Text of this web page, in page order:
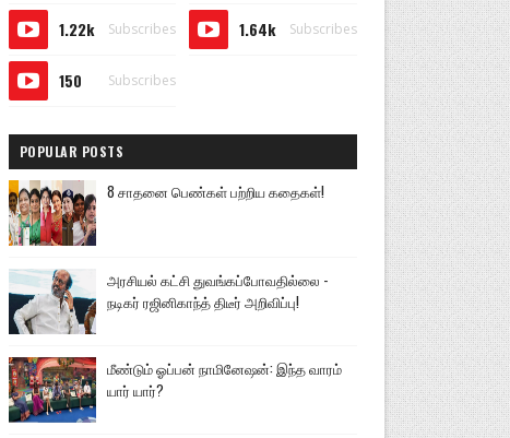
1.22k Subscribes 1.64k Subscribes
150 Subscribes
POPULAR POSTS
8 சாதனை பெண்கள் பற்றிய கதைகள்!
அரசியல் கட்சி துவங்கப்போவதில்லை -
நடிகர் ரஜினிகாந்த் திடீர் அறிவிப்பு!
மீண்டும் ஓப்பன் நாமினேஷன்: இந்த வாரம்
யார் யார்?